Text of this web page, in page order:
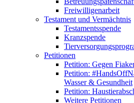
Freiwilligenarbeit
Testament und Vermächtnis
Testamentsspende
Kranzspende
Petitionen
Petition: Gegen
Petition:
Wasser & Gesundheit
Petition:
Weitere Petitionen